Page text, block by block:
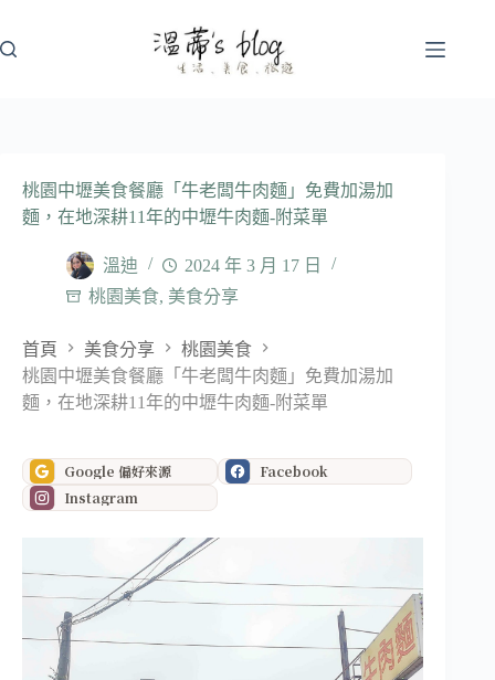
至
桃園中壢美食餐廳「牛老闆牛肉麵」免費加湯加
麵，在地深耕11年的中壢牛肉麵-附菜單
溫迪
2024 年 3 月 17 日
桃園美食, 美食分享
首頁 美食分享
桃園美食
桃園中壢美食餐廳「牛老闆牛肉麵」免費加湯加
麵，在地深耕11年的中壢牛肉麵-附菜單
Google 偏好來源
Facebook
Instagram